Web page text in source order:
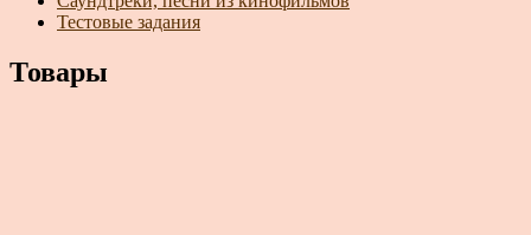
Тестовые задания
Товары